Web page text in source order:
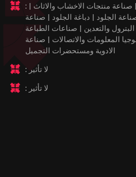
:
الجلود | دباغة الجلود | صناعة
والتعدين | صناعات الطباعة
المعلومات والاتصالات | صناعة
الادوية ومستحضرات التجميل
: لا تأثير
: لا تأثير